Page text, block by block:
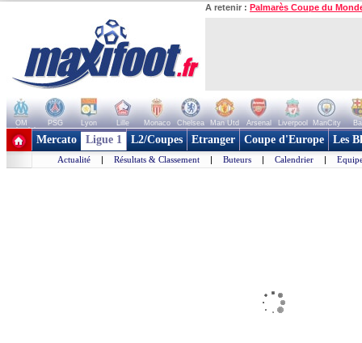
A retenir : Palmarès Coupe du
OM PSG Lyon Lille Monaco Chelsea Man Utd Arsenal Liverpool ManCity
+ de clubs
Mercato Ligue 1 L2/Coupes Etranger Coupe d'Europe Les
Actualité | Résultats & Classement | Buteurs | Calendrier |